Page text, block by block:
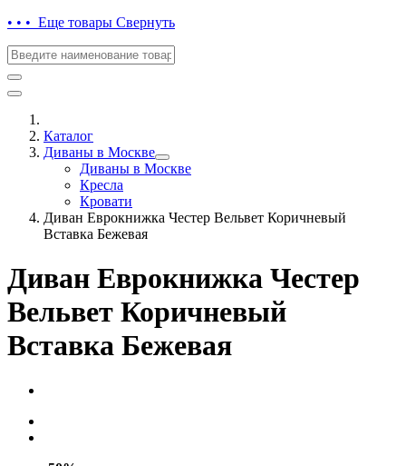
• • • Еще товары Свернуть
Каталог
Диваны в Москве
Диваны в Москве
Кресла
Кровати
Диван Еврокнижка Честер Вельвет Коричневый
Вставка Бежевая
Диван Еврокнижка Честер
Вельвет Коричневый
Вставка Бежевая